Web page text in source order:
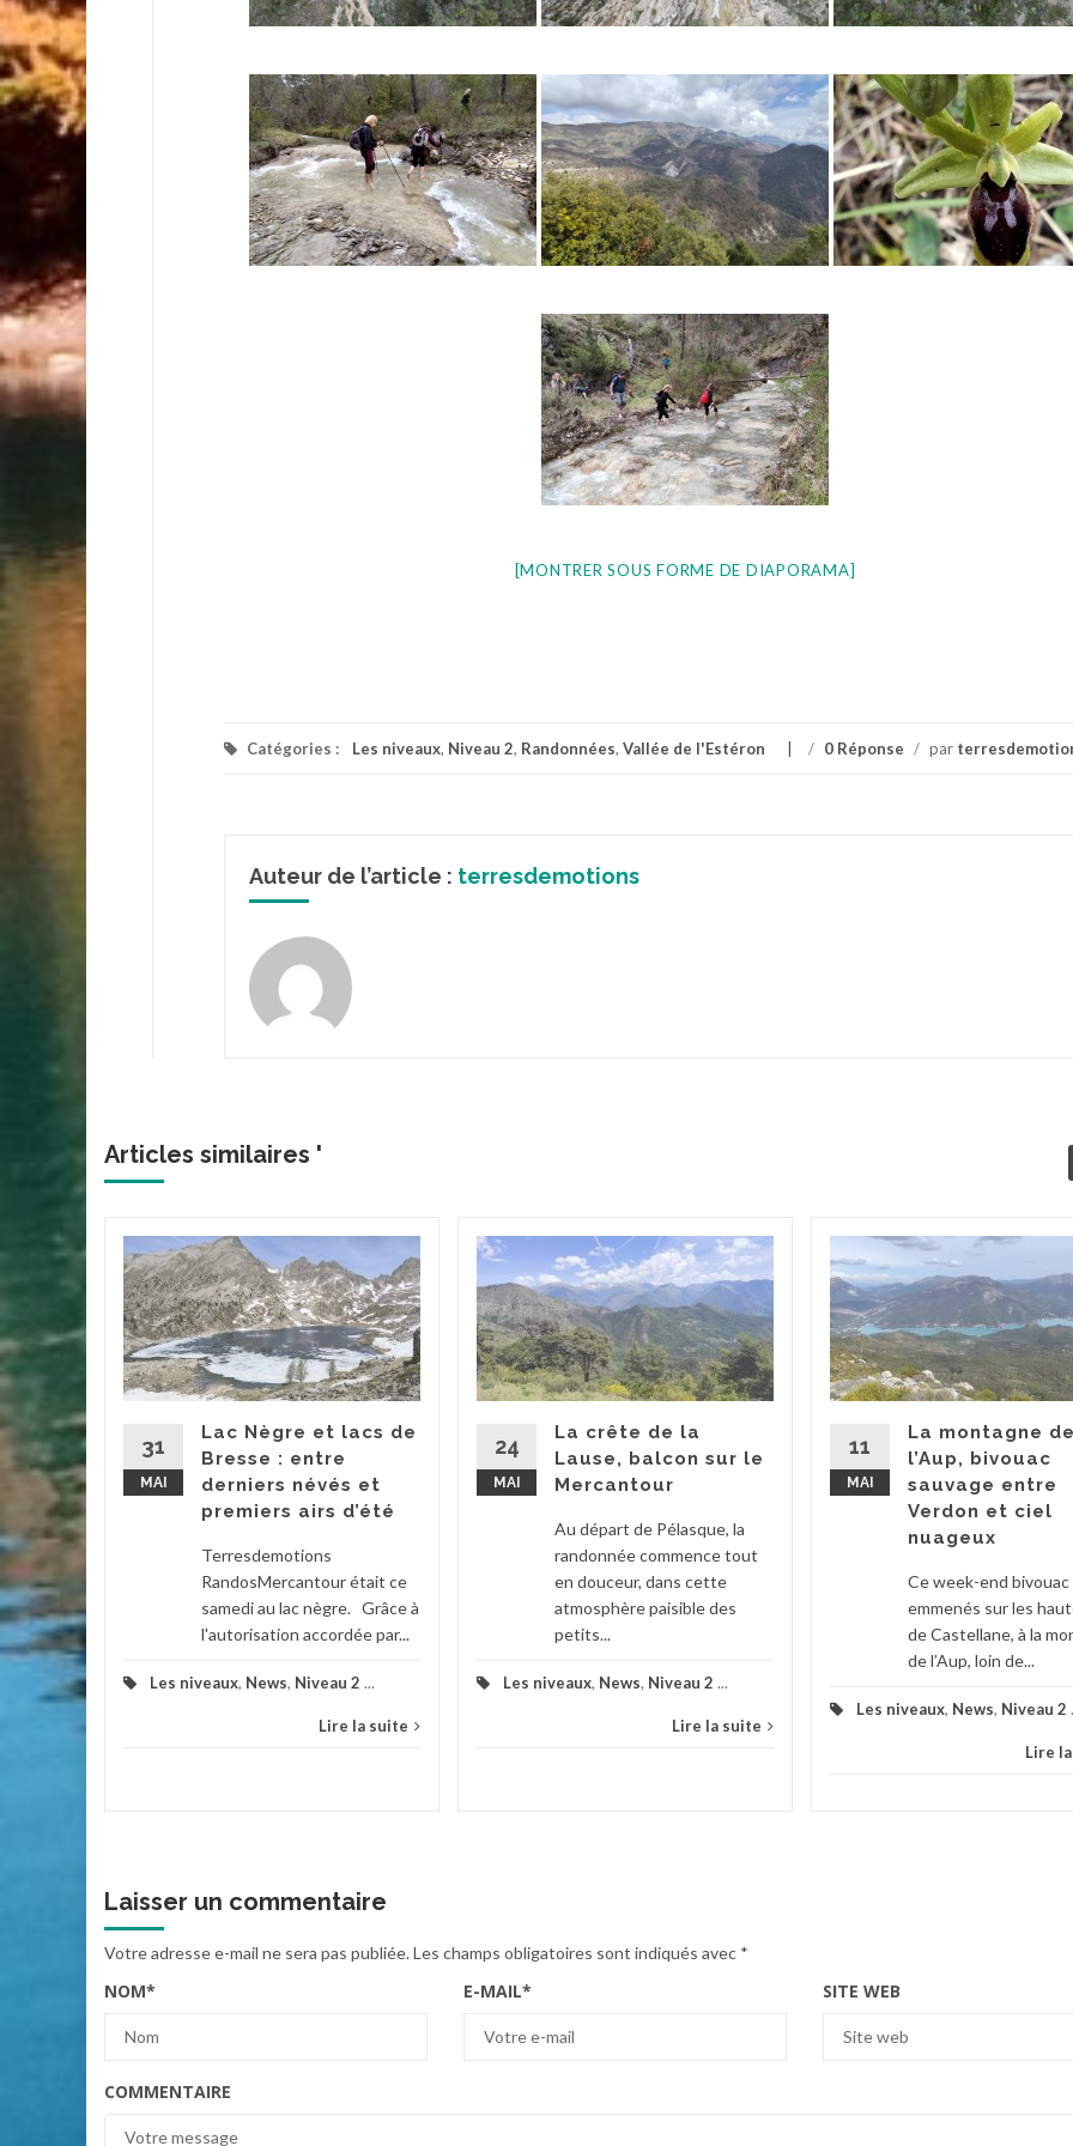
[MONTRER SOUS FORME DE DIAPORAMA]
Catégories : Les niveaux, Niveau 2, Randonnées, Vallée de l'Estéron / 0 Réponse / par
Auteur de l’article : terresdemotions
Articles similaires '
cette
suite
31
MAI
Lac Nègre et lacs de
Bresse : entre
derniers névés et
premiers airs d’été
Terresdemotions
RandosMercantour était ce
samedi au lac nègre. Grâce à
l'autorisation accordée par...
Les niveaux, News, Niveau 2 ...
Lire la suite
24
MAI
La crête de la
Lause, balcon sur le
Mercantour
Au départ de Pélasque, la
randonnée commence tout
en douceur, dans cette
atmosphère paisible des
petits...
Les niveaux, News, Niveau 2 ...
Lire la suite
11
MAI
La montagne de
l’Aup, bivouac
sauvage entre
Verdon et ciel
nuageux
Ce week-end bivouac
emmenés sur les
de Castellane, à la
de l’Aup, loin de...
Les niveaux, News, Niveau 2
Lire
Laisser un commentaire
Votre adresse e-mail ne sera pas publiée.Les champs obligatoires sont indiqués avec *
NOM* E-MAIL* SITE WEB
COMMENTAIRE